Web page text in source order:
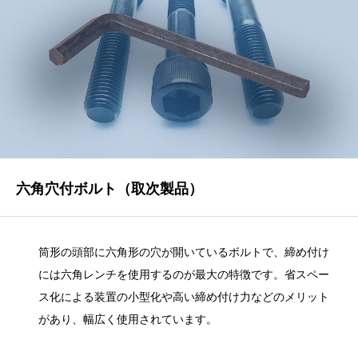
六角穴付ボルト（取次製品）
筒形の頭部に六角形の穴が開いているボルトで、締め付け
には六角レンチを使用するのが最大の特徴です。省スペー
ス化による装置の小型化や高い締め付け力などのメリット
があり、幅広く使用されています。